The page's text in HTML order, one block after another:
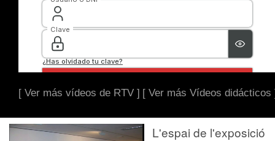
[ Ver más vídeos de RTV ] [ Ver más Vídeos didácticos
L'espai de l'exposició